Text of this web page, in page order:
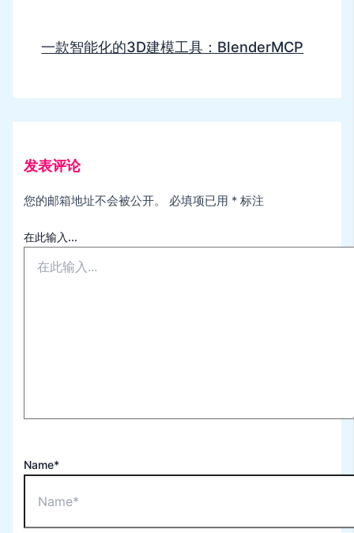
一款智能化的3D建模工具：BlenderMCP
发表评论
您的邮箱地址不会被公开。 必填项已用 * 标注
在此输入...
Name*